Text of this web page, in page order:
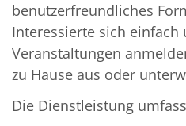
benutzerfreundliches
Interessierte sich einfach
Veranstaltungen
zu Hause aus oder
Die Dienstleistung